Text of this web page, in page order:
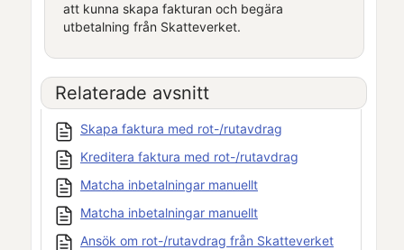
att kunna skapa fakturan och begära
utbetalning från Skatteverket.
Relaterade avsnitt
Skapa faktura med rot-/rutavdrag
Kreditera faktura med rot-/rutavdrag
Matcha inbetalningar manuellt
Matcha inbetalningar manuellt
Ansök om rot-/rutavdrag från Skatteverket